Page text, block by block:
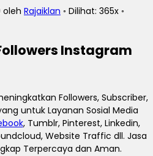
oleh Rajaiklan ◦ Dilihat: 365x ◦
Instagram
Followers, Subscriber,
untuk Layanan Sosial Media
, Tumblr, Pinterest, Linkedin,
Website Traffic dll. Jasa
Terpercaya dan Aman.